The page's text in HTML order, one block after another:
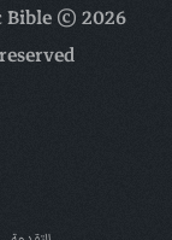
2026
© Kalimat Alhayat a ministry of
Bible